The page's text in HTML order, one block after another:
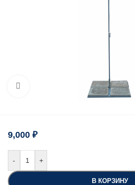
Нажмите, чтобы увеличить
9,000 ₽
- +
В КОРЗИНУ